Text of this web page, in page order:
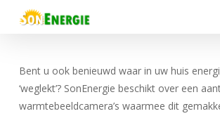
Bent u ook benieuwd waar in uw huis
‘weglekt’? SonEnergie beschikt over een
warmtebeeldcamera’s waarmee dit